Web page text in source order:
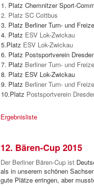
1. Platz Chemnitzer Sport-
2. Platz SC Cottbus
3. Platz Berliner Turn- und
4. Platz ESV Lok-Zwickau
5.Platz ESV Lok-Zwickau
6. Platz Postsportverein
7. Platz Berliner Turn- und
8. Platz ESV Lok-Zwickau
9. Platz Berliner Turn- und
10.Platz Postsportverein
Ergebnisliste
12. Bären-Cup 2015
Der Berliner Bären-Cup ist
als in unserem schönen
gute Plätze erringen, aber